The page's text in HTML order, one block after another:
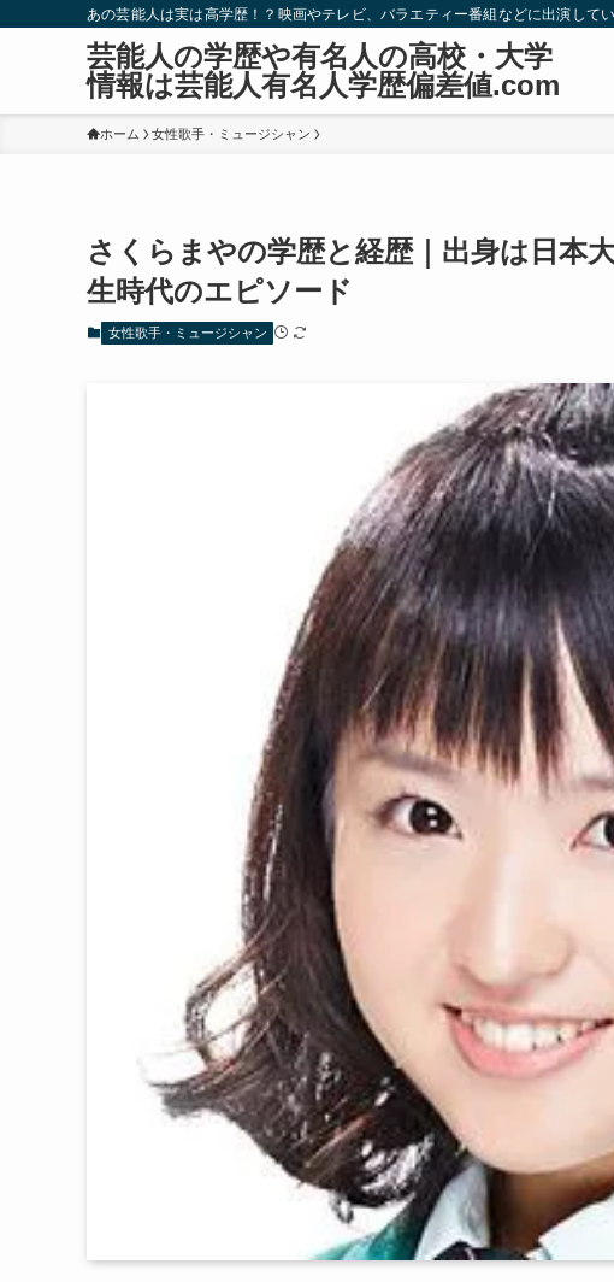
あの芸能人は実は高学歴！？映画やテレビ、バラエティー番組などに出演して
芸能人の学歴や有名人の高校・大学
情報は芸能人有名人学歴偏差値.com
ホーム 女性歌手・ミュージシャン
さくらまやの学歴と経歴｜出身は日本
生時代のエピソード
女性歌手・ミュージシャン